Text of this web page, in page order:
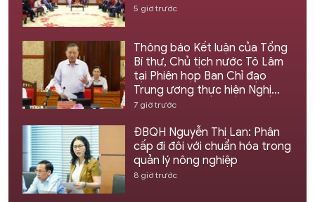
5 giờ trước
Thông báo Kết luận của Tổng
Bí thư, Chủ tịch nước Tô Lâm
tại Phiên họp Ban Chỉ đạo
Trung ương thực hiện Nghị
quyết 57
7 giờ trước
ĐBQH Nguyễn Thị Lan: Phân
cấp đi đôi với chuẩn hóa trong
quản lý nông nghiệp
8 giờ trước